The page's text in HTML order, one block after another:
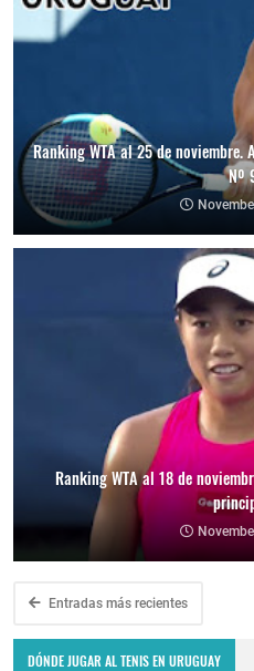
Ranking WTA al 25 de noviembre.
Nº
Ranking WTA al 18 de
Entradas más recientes
DÓNDE JUGAR AL TENIS EN URUGUAY